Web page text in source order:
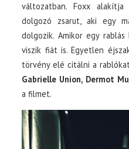
változatban. Foxx
dolgozó zsarut, aki egy
dolgozik. Amikor egy
viszik fiát is. Egyetlen
törvény elé citálni a
Gabrielle Union, Dermot
a filmet.